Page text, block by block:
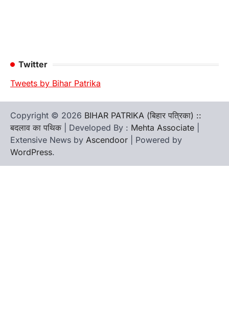
Twitter
Tweets by Bihar Patrika
Copyright © 2026 BIHAR PATRIKA (बिहार पत्रिका) ::
बदलाव का पथिक | Developed By : Mehta Associate
Extensive News by Ascendoor | Powered by
WordPress.